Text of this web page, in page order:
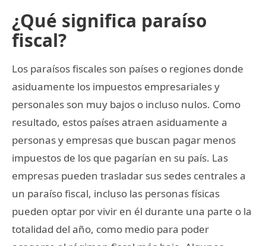
¿Qué significa paraíso
fiscal?
Los paraísos fiscales son países o regiones donde
asiduamente los impuestos empresariales y
personales son muy bajos o incluso nulos. Como
resultado, estos países atraen asiduamente a
personas y empresas que buscan pagar menos
impuestos de los que pagarían en su país. Las
empresas pueden trasladar sus sedes centrales a
un paraíso fiscal, incluso las personas físicas
pueden optar por vivir en él durante una parte o la
totalidad del año, como medio para poder